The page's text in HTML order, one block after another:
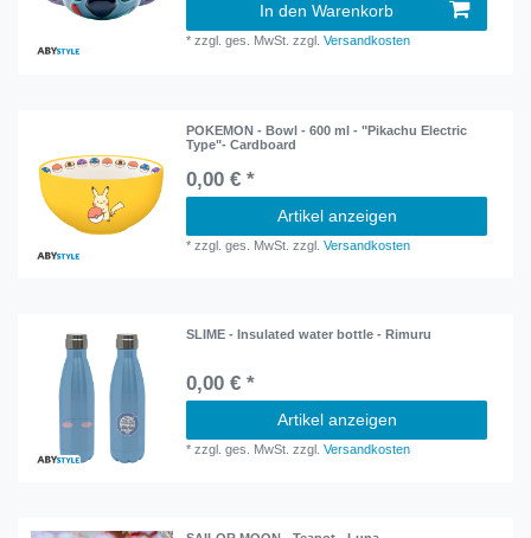
In den Warenkorb
*zzgl. ges. MwSt. zzgl.Versandkosten
POKEMON - Bowl - 600 ml - "Pikachu Electric
Type"- Cardboard
0,00 € *
Artikel anzeigen
*zzgl. ges. MwSt. zzgl.Versandkosten
SLIME - Insulated water bottle - Rimuru
0,00 € *
Artikel anzeigen
*zzgl. ges. MwSt. zzgl.Versandkosten